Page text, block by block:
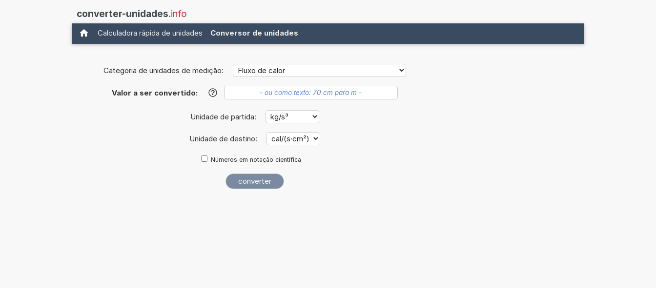
converter-unidades.info
Calculadora rápida de unidades Conversor de unidades
Categoria de unidades de medição:
Valor a ser convertido: ?
Unidade de partida:
Unidade de destino:
Números em notação científica